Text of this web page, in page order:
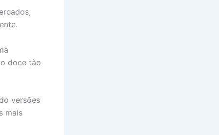
doce tão
versões
mais